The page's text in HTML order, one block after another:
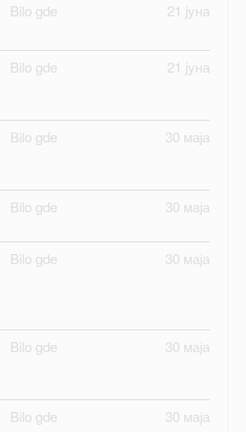
Bilo gde 21 јуна
Bilo gde 21 јуна
Bilo gde 30 маја
Bilo gde 30 маја
Bilo gde 30 маја
Bilo gde 30 маја
Bilo gde 30 маја